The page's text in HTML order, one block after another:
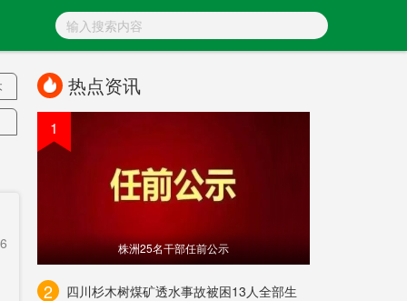
热点资讯
1
株洲25名干部任前公示
2 四川杉木树煤矿透水事故被困13人全部生